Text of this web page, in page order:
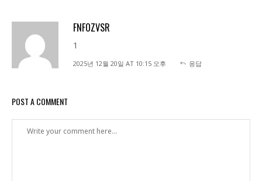
FNFOZVSR
1
2025년 12월 20일 AT 10:15 오후 응답
POST A COMMENT